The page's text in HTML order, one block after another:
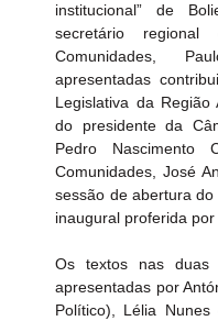
institucional” de
secretário regional
Comunidades,
apresentadas
Legislativa da
do presidente da
Pedro Nascimento
Comunidades, José
sessão de abertura
inaugural proferida por
Os textos nas duas
apresentadas por
Político), Lélia